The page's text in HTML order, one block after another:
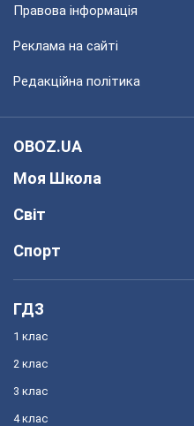
Правова інформація
Реклама на сайті
Редакційна політика
OBOZ.UA
Моя Школа
Світ
Спорт
ГДЗ
1 клас
2 клас
3 клас
4 клас